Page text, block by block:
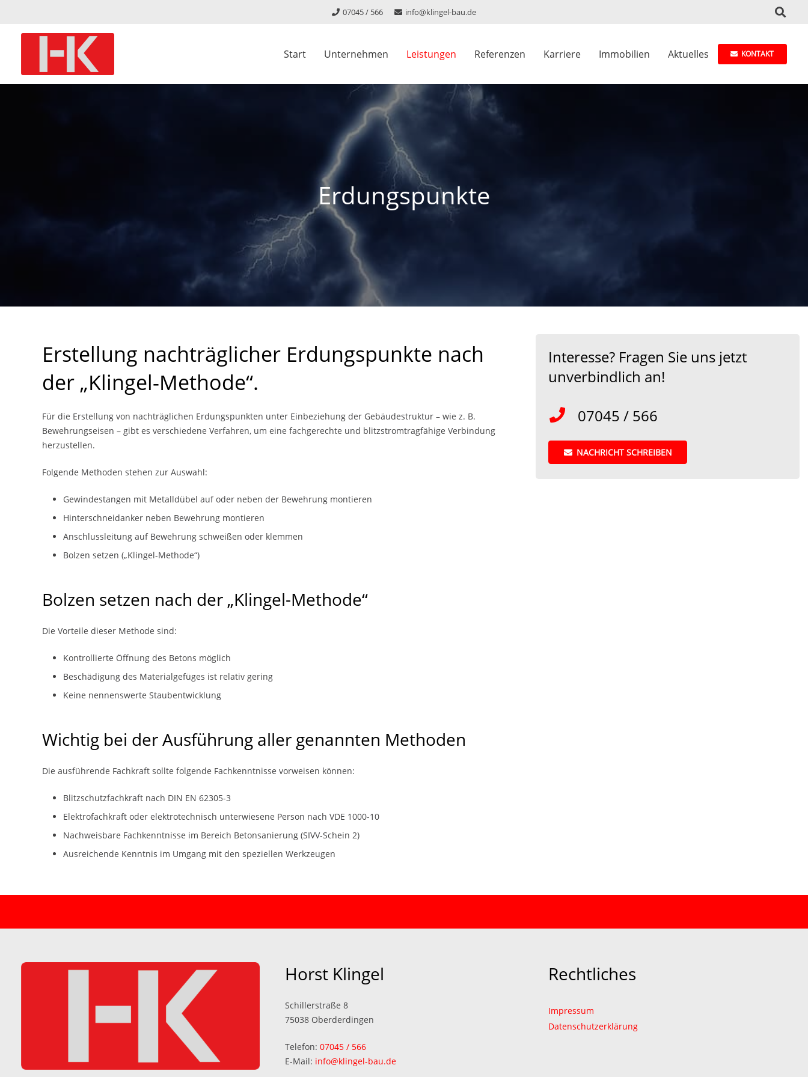
07045 / 566 info@klingel-bau.de
Start Unternehmen Leistungen Referenzen Karriere Immobilien Aktuelles KONTAKT
Erdungspunkte
Erstellung nachträglicher Erdungspunkte nach
der „Klingel-Methode“.
Für die Erstellung von nachträglichen Erdungspunkten unter Einbeziehung der Gebäudestruktur – wie z. B.
Bewehrungseisen – gibt es verschiedene Verfahren, um eine fachgerechte und blitzstromtragfähige Verbindung
herzustellen.
Folgende Methoden stehen zur Auswahl:
Gewindestangen mit Metalldübel auf oder neben der Bewehrung montieren
Hinterschneidanker neben Bewehrung montieren
Anschlussleitung auf Bewehrung schweißen oder klemmen
Bolzen setzen („Klingel-Methode“)
Bolzen setzen nach der „Klingel-Methode“
Die Vorteile dieser Methode sind:
Kontrollierte Öffnung des Betons möglich
Beschädigung des Materialgefüges ist relativ gering
Keine nennenswerte Staubentwicklung
Wichtig bei der Ausführung aller genannten Methoden
Die ausführende Fachkraft sollte folgende Fachkenntnisse vorweisen können:
Blitzschutzfachkraft nach DIN EN 62305-3
Elektrofachkraft oder elektrotechnisch unterwiesene Person nach VDE 1000-10
Nachweisbare Fachkenntnisse im Bereich Betonsanierung (SIVV-Schein 2)
Ausreichende Kenntnis im Umgang mit den speziellen Werkzeugen
Interesse? Fragen Sie uns jetzt
unverbindlich an!
07045 / 566
NACHRICHT SCHREIBEN
Horst Klingel
Schillerstraße 8
75038 Oberderdingen
Telefon: 07045 / 566
E-Mail: info@klingel-bau.de
Rechtliches
Impressum
Datenschutzerklärung